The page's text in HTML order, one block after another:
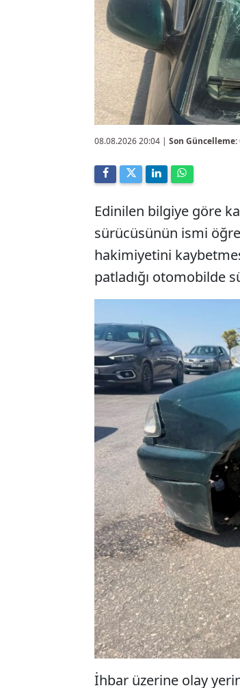
08.08.2026 20:04 | Son Güncelleme:
Edinilen bilgiye göre
sürücüsünün ismi
hakimiyetini
patladığı otomobilde
İhbar üzerine olay